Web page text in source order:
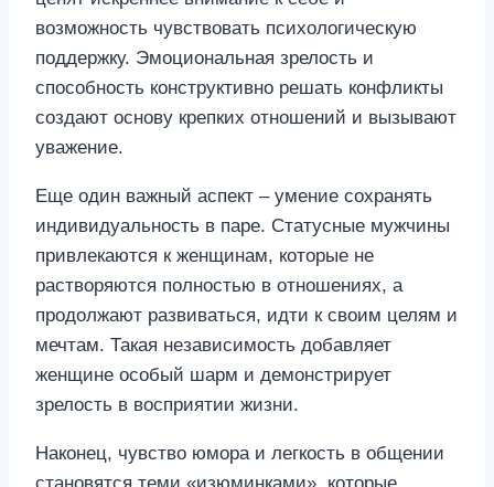
возможность чувствовать психологическую
поддержку. Эмоциональная зрелость и
способность конструктивно решать конфликты
создают основу крепких отношений и вызывают
уважение.
Еще один важный аспект – умение сохранять
индивидуальность в паре. Статусные мужчины
привлекаются к женщинам, которые не
растворяются полностью в отношениях, а
продолжают развиваться, идти к своим целям и
мечтам. Такая независимость добавляет
женщине особый шарм и демонстрирует
зрелость в восприятии жизни.
Наконец, чувство юмора и легкость в общении